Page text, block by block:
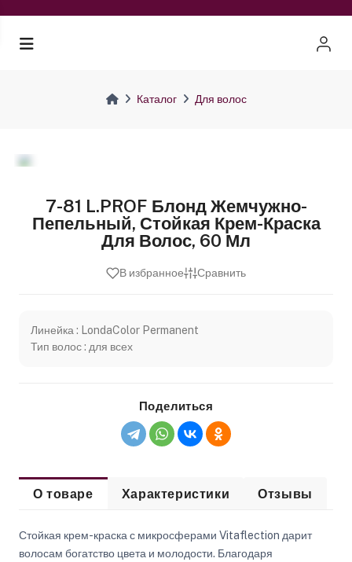
Каталог Для волос
7-81 L.PROF Блонд Жемчужно-
Пепельный, Стойкая Крем-Краска
Для Волос, 60 Мл
В избранное Сравнить
Линейка : LondaColor Permanent
Тип волос : для всех
Поделиться
О товаре Характеристики Отзывы
Стойкая крем-краска с микросферами Vitaflection дарит
волосам богатство цвета и молодости. Благодаря